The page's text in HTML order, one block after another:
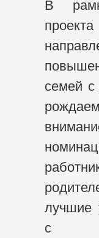
В
семей с
лучшие
с